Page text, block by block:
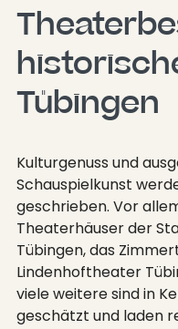
Tübingen
Kulturgenuss und
Schauspielkunst
geschrieben. Vor
Theaterhäuser der
Tübingen, das
Lindenhoftheater
viele weitere sind in
geschätzt und laden